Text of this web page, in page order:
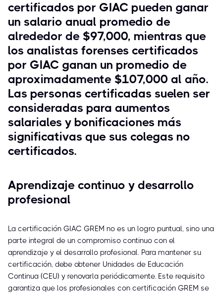
certificados por GIAC pueden ganar
un salario anual promedio de
alrededor de $97,000, mientras que
los analistas forenses certificados
por GIAC ganan un promedio de
aproximadamente $107,000 al año.
Las personas certificadas suelen ser
consideradas para aumentos
salariales y bonificaciones más
significativas que sus colegas no
certificados.
Aprendizaje continuo y desarrollo
profesional
La certificación GIAC GREM no es un logro puntual, sino una
parte integral de un compromiso continuo con el
aprendizaje y el desarrollo profesional. Para mantener su
certificación, debe obtener Unidades de Educación
Continua (CEU) y renovarla periódicamente. Este requisito
garantiza que los profesionales con certificación GREM se